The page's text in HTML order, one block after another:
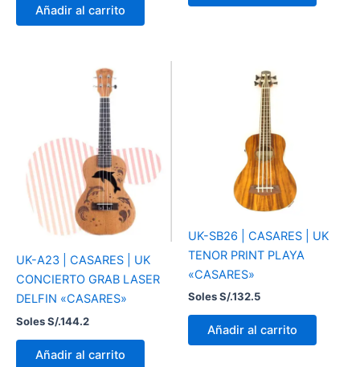
Añadir al carrito
UK-A23 | CASARES | UK
CONCIERTO GRAB LASER
DELFIN «CASARES»
Soles S/.144.2
Añadir al carrito
UK-SB26 | CASARES | UK
TENOR PRINT PLAYA
«CASARES»
Soles S/.132.5
Añadir al carrito